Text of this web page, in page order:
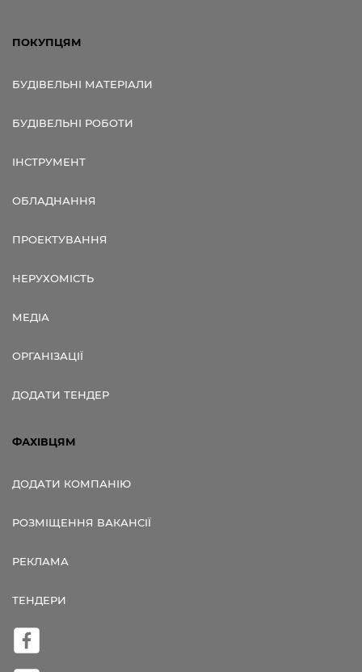
ПОКУПЦЯМ
БУДІВЕЛЬНІ МАТЕРІАЛИ
БУДІВЕЛЬНІ РОБОТИ
ІНСТРУМЕНТ
ОБЛАДНАННЯ
ПРОЕКТУВАННЯ
НЕРУХОМІСТЬ
МЕДІА
ОРГАНІЗАЦІЇ
ДОДАТИ ТЕНДЕР
ФАХІВЦЯМ
ДОДАТИ КОМПАНІЮ
РОЗМІЩЕННЯ ВАКАНСІЇ
РЕКЛАМА
ТЕНДЕРИ